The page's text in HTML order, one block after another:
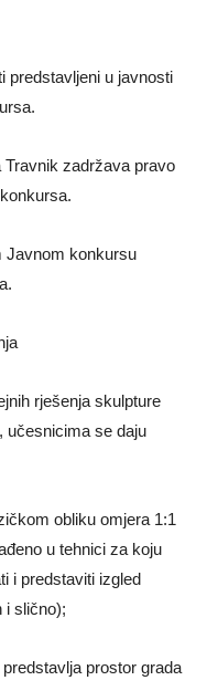
predstavljeni u javnosti
zadržava pravo
Javnom konkursu
rješenja skulpture
učesnicima se daju
obliku omjera 1:1
u tehnici za koju
i predstaviti izgled
i slično);
prostor grada